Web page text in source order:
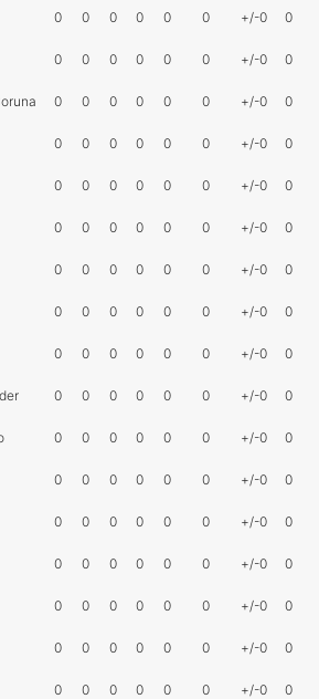
0 0 0 0 0 0 +/-0 0
0 0 0 0 0 0 +/-0 0
0 0 0 0 0 0 +/-0 0
0 0 0 0 0 0 +/-0 0
0 0 0 0 0 0 +/-0 0
0 0 0 0 0 0 +/-0 0
0 0 0 0 0 0 +/-0 0
0 0 0 0 0 0 +/-0 0
0 0 0 0 0 0 +/-0 0
0 0 0 0 0 0 +/-0 0
0 0 0 0 0 0 +/-0 0
0 0 0 0 0 0 +/-0 0
0 0 0 0 0 0 +/-0 0
0 0 0 0 0 0 +/-0 0
0 0 0 0 0 0 +/-0 0
0 0 0 0 0 0 +/-0 0
0 0 0 0 0 0 +/-0 0